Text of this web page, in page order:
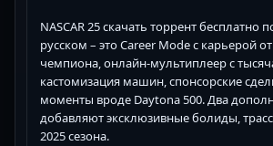
NASCAR 25 скачать торрент бесплатно
русском – это Career Mode с карьерой
чемпиона, онлайн-мультиплеер с
кастомизация машин, спонсорские
моменты вроде Daytona 500. Два
добавляют эксклюзивные болиды,
2025 сезона.